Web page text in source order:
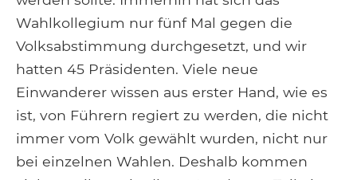
Wahlkollegium nur fünf Mal gegen die
Volksabstimmung durchgesetzt, und wir
hatten 45 Präsidenten. Viele neue
Einwanderer wissen aus erster Hand, wie es
ist, von Führern regiert zu werden, die nicht
immer vom Volk gewählt wurden, nicht nur
bei einzelnen Wahlen. Deshalb kommen